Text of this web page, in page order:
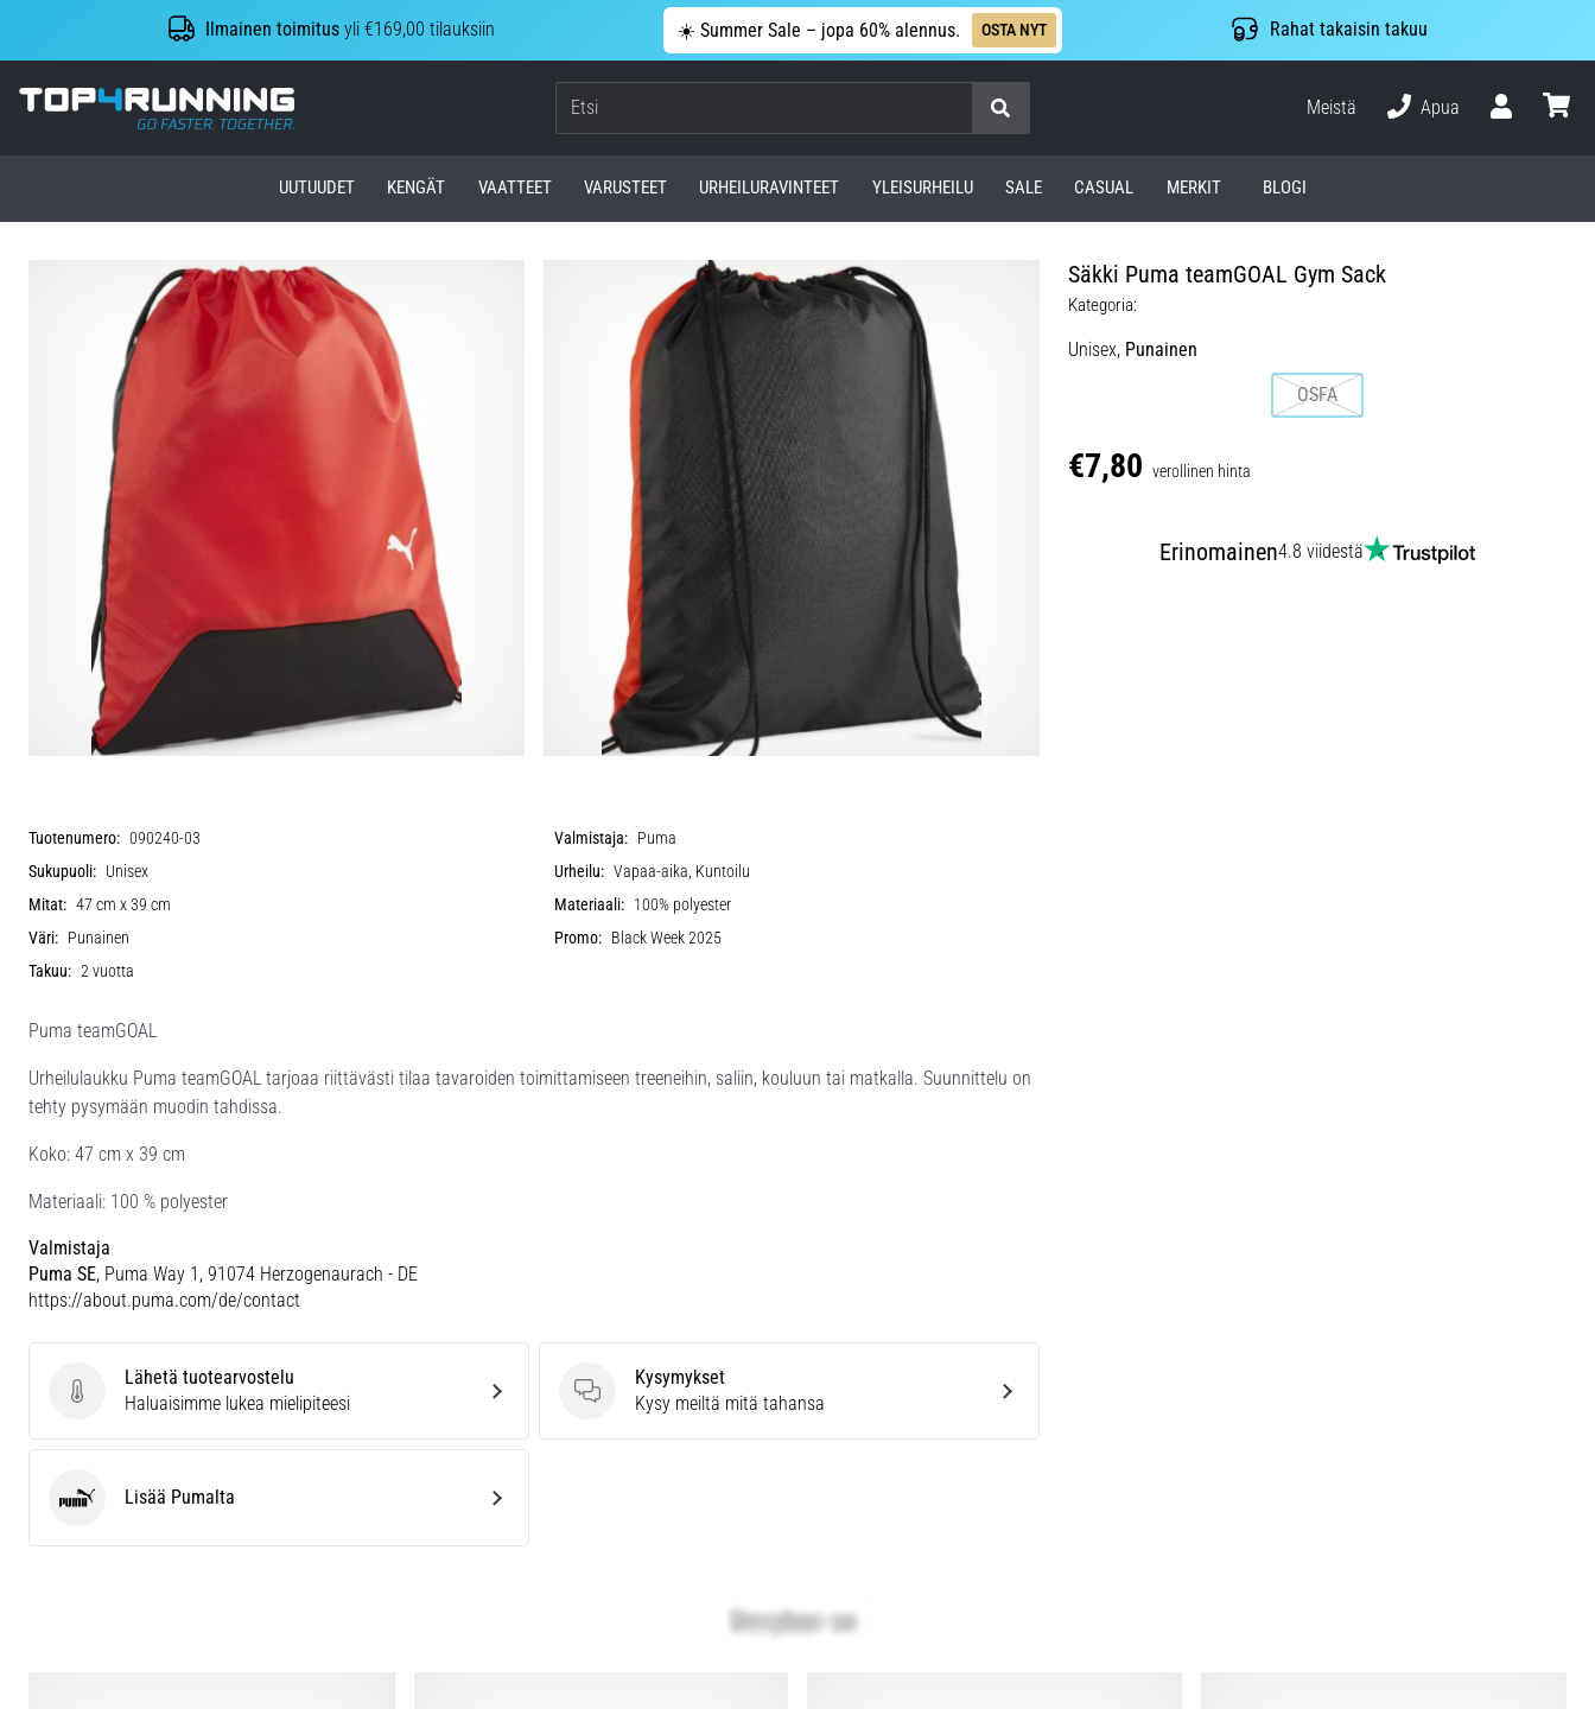
Ilmainen toimitus yli €169,00 tilauksiin ☀️ Summer Sale – jopa 60% alennus. OSTA NYT Rahat takaisin takuu
Top4Running.fi
Meistä
Apua
UUTUUDET KENGÄT VAATTEET VARUSTEET URHEILURAVINTEET YLEISURHEILU SALE CASUAL MERKIT BLOGI
Säkki Puma teamGOAL Gym Sack
Kategoria:
Unisex, Punainen
OSFA
€7,80 verollinen hinta
Erinomainen4.8 viidestä
Tuotenumero: 090240-03 Valmistaja: Puma
Sukupuoli: Unisex Urheilu: Vapaa-aika, Kuntoilu
Mitat: 47 cm x 39 cm Materiaali: 100% polyester
Väri: Punainen Promo: Black Week 2025
Takuu: 2 vuotta
Puma teamGOAL
Urheilulaukku Puma teamGOAL tarjoaa riittävästi tilaa tavaroiden toimittamiseen treeneihin, saliin, kouluun tai matkalla. Suunnittelu on
tehty pysymään muodin tahdissa.
Koko: 47 cm x 39 cm
Materiaali: 100 % polyester
Valmistaja
Puma SE, Puma Way 1, 91074 Herzogenaurach - DE
https://about.puma.com/de/contact
Lähetä tuotearvostelu
Lähetä tuotearvostelu
Haluaisimme lukea mielipiteesi
Kysymykset
Kysymykset
Kysy meiltä mitä tahansa
Puma Lisää Pumalta